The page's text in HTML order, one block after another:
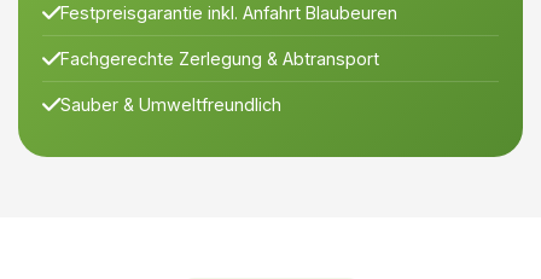
Festpreisgarantie inkl. Anfahrt Blaubeuren
Fachgerechte Zerlegung & Abtransport
Sauber & Umweltfreundlich